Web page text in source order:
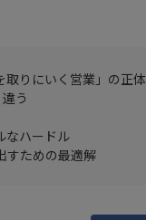
取りにいく営業」の正体
う
なハードル
すための最適解